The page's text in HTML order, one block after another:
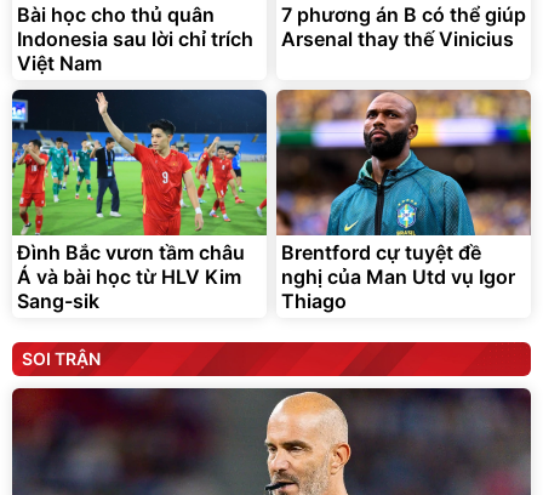
Bài học cho thủ quân
Indonesia sau lời chỉ trích
Việt Nam
7 phương án B có thể giúp
Arsenal thay thế Vinicius
Đình Bắc vươn tầm châu
Á và bài học từ HLV Kim
Sang-sik
Brentford cự tuyệt đề
nghị của Man Utd vụ Igor
Thiago
SOI TRẬN